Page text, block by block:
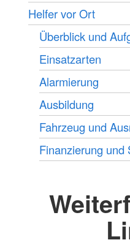
Helfer vor Ort
Überblick und
Einsatzarten
Alarmierung
Ausbildung
Fahrzeug und
Finanzierung und